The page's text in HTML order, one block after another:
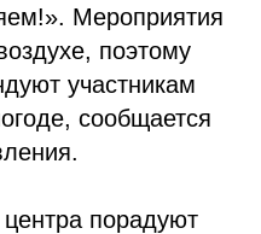
Мероприятия
поэтому
участникам
сообщается
порадуют